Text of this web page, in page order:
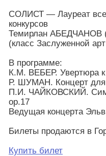
СОЛИСТ — Лауреат
конкурсов
Темирлан АБЕДЧАНОВ
(класс Заслуженной
В программе:
К.М. ВЕБЕР. Увертюра к
Р. ШУМАН. Концерт для
П.И. ЧАЙКОВСКИЙ.
op.17
Ведущая концерта
Билеты продаются в
Купить билет